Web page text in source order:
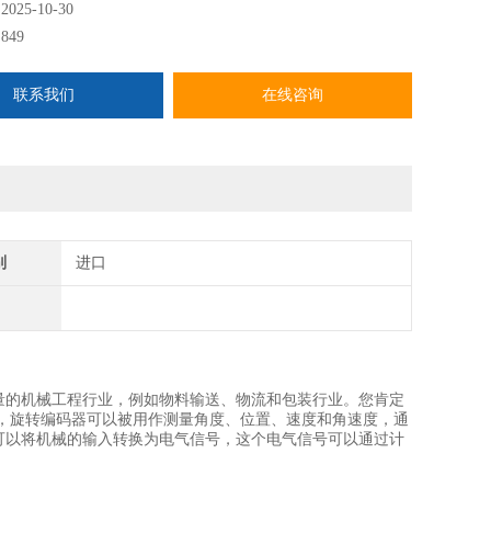
10-30
联系我们 在线咨询
进口
机械工程行业，例如物料输送、物流和包装行业。您肯定
转编码器可以被用作测量角度、位置、速度和角速度，通
将机械的输入转换为电气信号，这个电气信号可以通过计